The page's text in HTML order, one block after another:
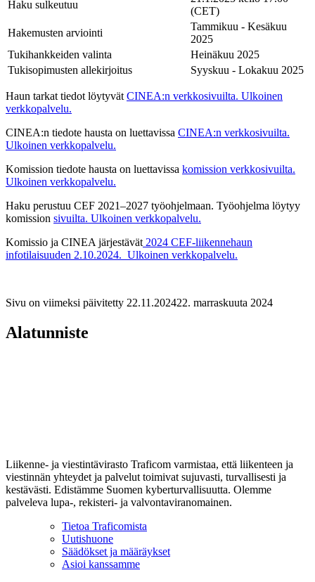
Haku sulkeutuu
(CET)
Hakemusten arviointi
Tammikuu - Kesäkuu
2025
Tukihankkeiden valinta
Heinäkuu 2025
Tukisopimusten allekirjoitus
Syyskuu - Lokakuu 2025
Haun tarkat tiedot löytyvät CINEA:n verkkosivuilta. Ulkoinen
verkkopalvelu.
CINEA:n tiedote hausta on luettavissa CINEA:n verkkosivuilta.
Ulkoinen verkkopalvelu.
Komission tiedote hausta on luettavissa komission verkkosivuilta.
Ulkoinen verkkopalvelu.
Haku perustuu CEF 2021–2027 työohjelmaan. Työohjelma löytyy
komission sivuilta. Ulkoinen verkkopalvelu.
Komissio ja CINEA järjestävät 2024 CEF-liikennehaun
infotilaisuuden 2.10.2024. Ulkoinen verkkopalvelu.
Sivu on viimeksi päivitetty 22.11.202422. marraskuuta 2024
Alatunniste
Liikenne- ja viestintävirasto Traficom varmistaa, että liikenteen ja
viestinnän yhteydet ja palvelut toimivat sujuvasti, turvallisesti ja
kestävästi. Edistämme Suomen kyberturvallisuutta. Olemme
palveleva lupa-, rekisteri- ja valvontaviranomainen.
Tietoa Traficomista
Uutishuone
Säädökset ja määräykset
Asioi kanssamme